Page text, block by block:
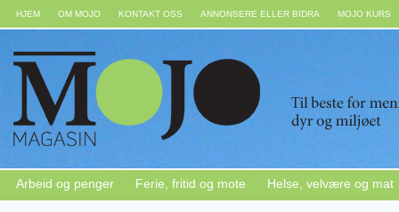
HJEM OM MOJO KONTAKT OSS ANNONSERE ELLER BIDRA MOJO KURS
Arbeid og penger Ferie, fritid og mote Helse, velvære og mat